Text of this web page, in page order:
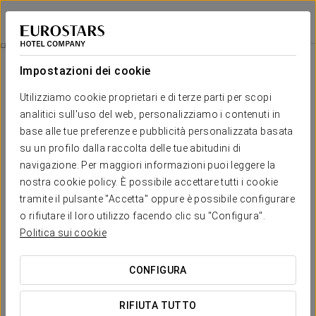
Impostazioni dei cookie
Utilizziamo cookie proprietari e di terze parti per scopi
analitici sull'uso del web, personalizziamo i contenuti in
base alle tue preferenze e pubblicità personalizzata basata
su un profilo dalla raccolta delle tue abitudini di
navigazione. Per maggiori informazioni puoi leggere la
nostra cookie policy. È possibile accettare tutti i cookie
tramite il pulsante "Accetta" oppure è possibile configurare
o rifiutare il loro utilizzo facendo clic su "Configura".
Politica sui cookie
CONFIGURA
RIFIUTA TUTTO
Crisol Quindós
LEÓN
Casa Botines
€ 9 a persona
Casa Botines
Completa il tuo soggiorno in città acquistando i biglietti salta
fila per visitare Casa Botines. Uno degli unici tre edifici
creati da Antonio Gaudí al di fuori della Catalogna.